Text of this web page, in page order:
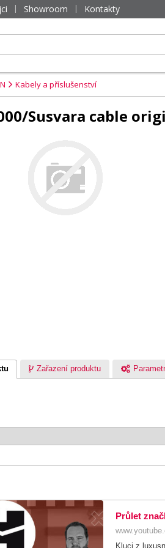
Showroom Kontakty
Kabely a příslušenství
Susvara cable
Zařazení produktu
Průlet
Kluci z